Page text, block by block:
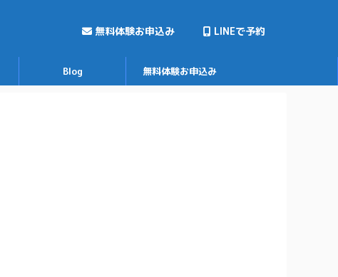
無料体験お申込み LINEで予約
Blog 無料体験お申込み